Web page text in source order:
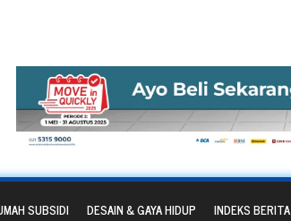
SUBSIDI DESAIN & GAYA HIDUP INDEKS BERITA